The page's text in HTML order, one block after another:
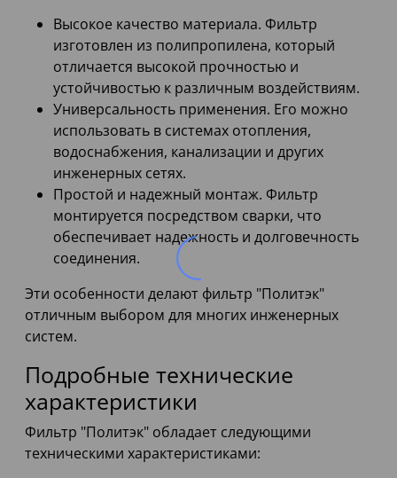
Высокое качество материала. Фильтр
изготовлен из полипропилена, который
отличается высокой прочностью и
устойчивостью к различным воздействиям.
Универсальность применения. Его можно
использовать в системах отопления,
водоснабжения, канализации и других
инженерных сетях.
Простой и надежный монтаж. Фильтр
монтируется посредством сварки, что
обеспечивает надежность и долговечность
соединения.
Эти особенности делают фильтр "Политэк"
отличным выбором для многих инженерных
систем.
Подробные технические
характеристики
Фильтр "Политэк" обладает следующими
техническими характеристиками: